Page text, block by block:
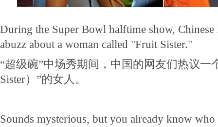
During the Super Bowl halftime show, Chinese
abuzz about a woman called "Fruit Sister."
“超级碗”中场秀期间，中国的网友们热议一
Sister）”的女人。
Sounds mysterious, but you already know